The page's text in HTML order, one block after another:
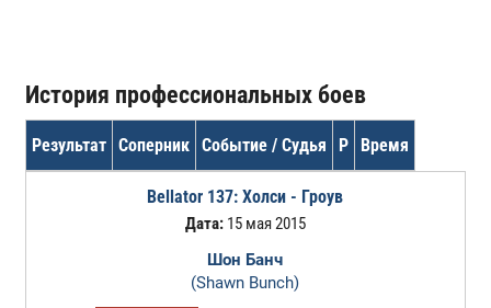
История профессиональных боев
Результат Соперник Событие / Судья Р Время
Bellator 137: Холси - Гроув
Дата:15 мая 2015
Шон Банч
(Shawn Bunch)